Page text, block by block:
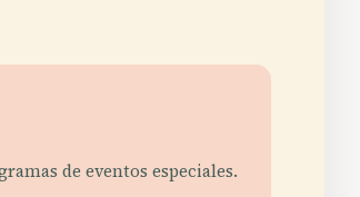
de eventos especiales.